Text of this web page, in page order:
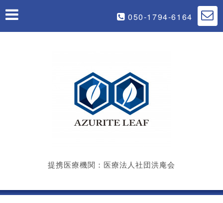
050-1794-6164
提携医療機関：医療法人社団洪庵会